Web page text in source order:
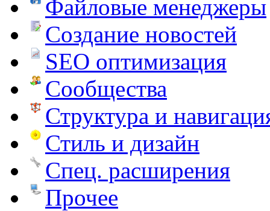
Файловые менеджеры
Создание новостей
SEO оптимизация
Сообщества
Структура и
Стиль и дизайн
Спец. расширения
Прочее